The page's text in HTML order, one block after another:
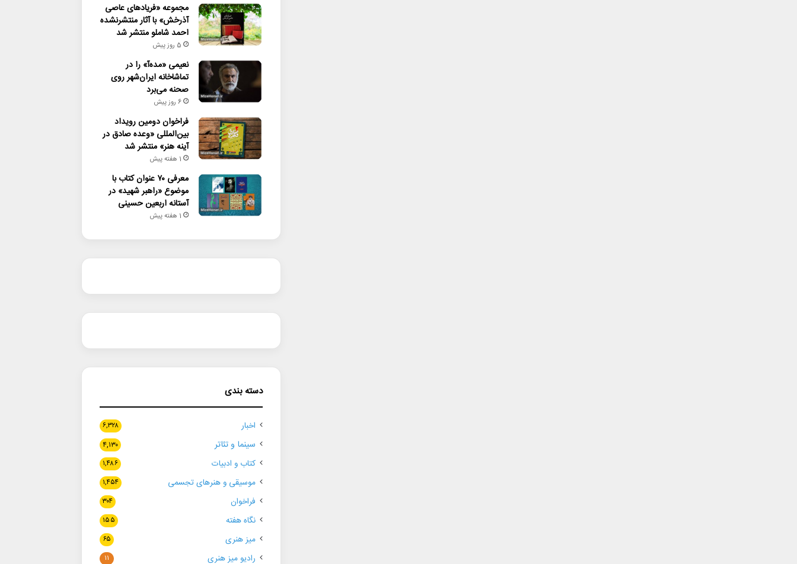
مجموعه «فریادهای عاصی
آذرخش» با آثار منتشرنشده
احمد شاملو منتشر شد
5 روز پیش
نعیمی «مده‌آ» را در
تماشاخانه ایران‌شهر روی
صحنه می‌برد
6 روز پیش
فراخوان دومین رویداد
بین‌المللی «وعده صادق در
آینه هنر» منتشر شد
1 هفته پیش
معرفی ۷۰ عنوان کتاب با
موضوع «راهبر شهید» در
آستانه اربعین حسینی
1 هفته پیش
دسته بندی
اخبار ۶,۳۲۸
سینما و تئاتر ۴,۱۳۰
کتاب و ادبیات ۱,۴۸۶
موسیقی و هنرهای تجسمی ۱,۴۵۴
فراخوان ۳۰۴
نگاه هفته ۱۵۵
میز هنری ۶۵
رادیو میز هنری ۱۱